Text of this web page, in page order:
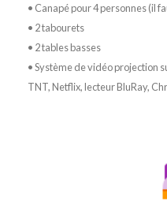
• Canapé pour 4 personnes (il
• 2 tabourets
• 2 tables basses
• Système de vidéo projection
TNT, Netflix, lecteur BluRay,